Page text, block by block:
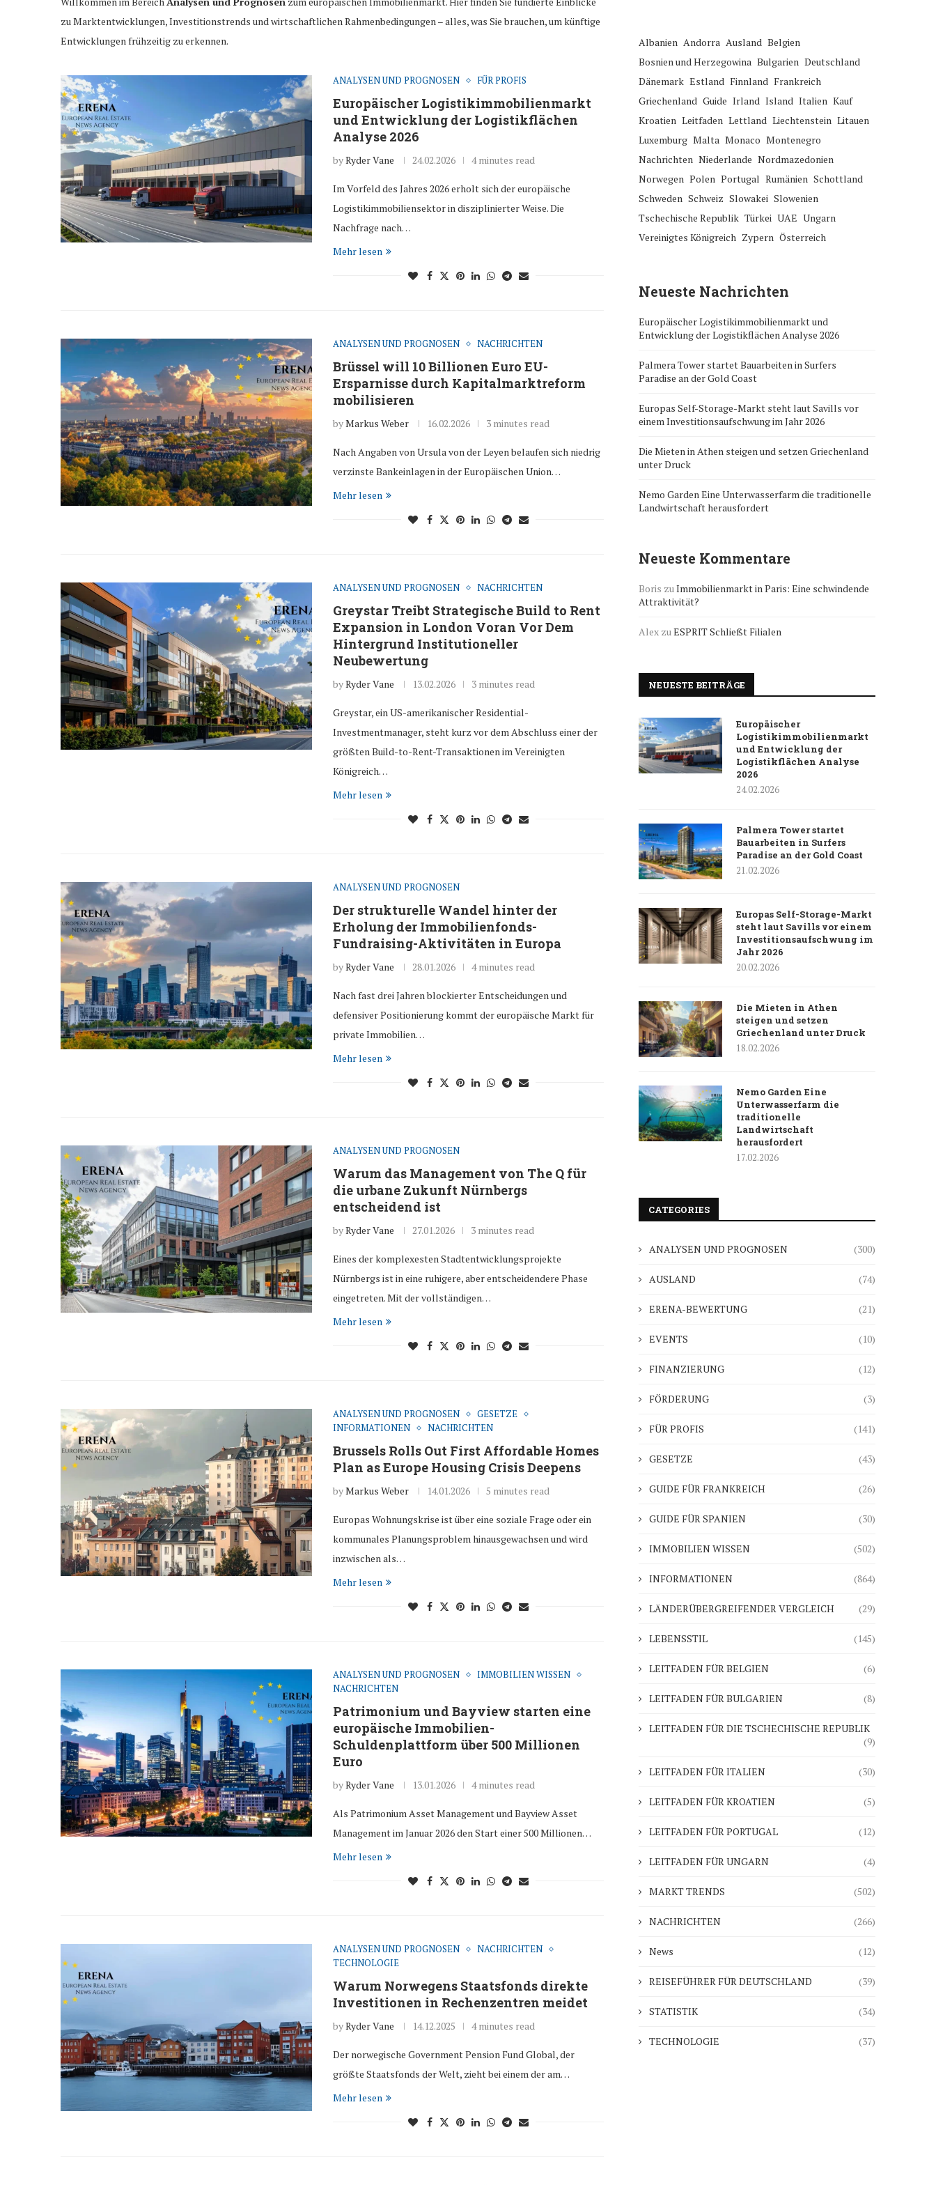
zu Marktentwicklungen, Investitionstrends und wirtschaftlichen Rahmenbedingungen – alles, was Sie brauchen, um künftige
Entwicklungen frühzeitig zu erkennen.
ANALYSEN UND PROGNOSEN FÜR PROFIS
Europäischer Logistikimmobilienmarkt
und Entwicklung der Logistikflächen
Analyse 2026
byRyder Vane 24.02.2026 4 minutes read
Im Vorfeld des Jahres 2026 erholt sich der europäische
Logistikimmobiliensektor in disziplinierter Weise. Die
Nachfrage nach…
Mehr lesen
ANALYSEN UND PROGNOSEN NACHRICHTEN
Brüssel will 10 Billionen Euro EU-
Ersparnisse durch Kapitalmarktreform
mobilisieren
byMarkus Weber 16.02.2026 3 minutes read
Nach Angaben von Ursula von der Leyen belaufen sich niedrig
verzinste Bankeinlagen in der Europäischen Union…
Mehr lesen
ANALYSEN UND PROGNOSEN NACHRICHTEN
Greystar Treibt Strategische Build to Rent
Expansion in London Voran Vor Dem
Hintergrund Institutioneller
Neubewertung
byRyder Vane 13.02.2026 3 minutes read
Greystar, ein US-amerikanischer Residential-
Investmentmanager, steht kurz vor dem Abschluss einer der
größten Build-to-Rent-Transaktionen im Vereinigten
Königreich…
Mehr lesen
ANALYSEN UND PROGNOSEN
Der strukturelle Wandel hinter der
Erholung der Immobilienfonds-
Fundraising-Aktivitäten in Europa
byRyder Vane 28.01.2026 4 minutes read
Nach fast drei Jahren blockierter Entscheidungen und
defensiver Positionierung kommt der europäische Markt für
private Immobilien…
Mehr lesen
ANALYSEN UND PROGNOSEN
Warum das Management von The Q für
die urbane Zukunft Nürnbergs
entscheidend ist
byRyder Vane 27.01.2026 3 minutes read
Eines der komplexesten Stadtentwicklungsprojekte
Nürnbergs ist in eine ruhigere, aber entscheidendere Phase
eingetreten. Mit der vollständigen…
Mehr lesen
ANALYSEN UND PROGNOSEN
GESETZE
INFORMATIONEN
NACHRICHTEN
Brussels Rolls Out First Affordable Homes
Plan as Europe Housing Crisis Deepens
byMarkus Weber 14.01.2026 5 minutes read
Europas Wohnungskrise ist über eine soziale Frage oder ein
kommunales Planungsproblem hinausgewachsen und wird
inzwischen als…
Mehr lesen
ANALYSEN UND PROGNOSEN
IMMOBILIEN WISSEN
NACHRICHTEN
Patrimonium und Bayview starten eine
europäische Immobilien-
Schuldenplattform über 500 Millionen
Euro
byRyder Vane 13.01.2026 4 minutes read
Als Patrimonium Asset Management und Bayview Asset
Management im Januar 2026 den Start einer 500 Millionen…
Mehr lesen
ANALYSEN UND PROGNOSEN
NACHRICHTEN
TECHNOLOGIE
Warum Norwegens Staatsfonds direkte
Investitionen in Rechenzentren meidet
byRyder Vane 14.12.2025 4 minutes read
Der norwegische Government Pension Fund Global, der
größte Staatsfonds der Welt, zieht bei einem der am…
Mehr lesen
Albanien Andorra Ausland Belgien
Bosnien und Herzegowina Bulgarien Deutschland
Dänemark Estland Finnland Frankreich
Griechenland Guide Irland Island Italien Kauf
Kroatien Leitfaden Lettland Liechtenstein Litauen
Luxemburg Malta Monaco Montenegro
Nachrichten Niederlande Nordmazedonien
Norwegen Polen Portugal Rumänien Schottland
Schweden Schweiz Slowakei Slowenien
Tschechische Republik Türkei UAE Ungarn
Vereinigtes Königreich Zypern Österreich
Neueste Nachrichten
Europäischer Logistikimmobilienmarkt und
Entwicklung der Logistikflächen Analyse 2026
Palmera Tower startet Bauarbeiten in Surfers
Paradise an der Gold Coast
Europas Self-Storage-Markt steht laut Savills vor
einem Investitionsaufschwung im Jahr 2026
Die Mieten in Athen steigen und setzen Griechenland
unter Druck
Nemo Garden Eine Unterwasserfarm die traditionelle
Landwirtschaft herausfordert
Neueste Kommentare
Boris zuImmobilienmarkt in Paris: Eine schwindende
Attraktivität?
Alex zuESPRIT Schließt Filialen
NEUESTE BEITRÄGE
Europäischer
Logistikimmobilienmarkt
und Entwicklung der
Logistikflächen Analyse
2026
24.02.2026
Palmera Tower startet
Bauarbeiten in Surfers
Paradise an der Gold Coast
21.02.2026
Europas Self-Storage-Markt
steht laut Savills vor einem
Investitionsaufschwung im
Jahr 2026
20.02.2026
Die Mieten in Athen
steigen und setzen
Griechenland unter Druck
18.02.2026
Nemo Garden Eine
Unterwasserfarm die
traditionelle
Landwirtschaft
herausfordert
17.02.2026
CATEGORIES
ANALYSEN UND PROGNOSEN (300)
AUSLAND (74)
ERENA-BEWERTUNG (21)
EVENTS (10)
FINANZIERUNG (12)
FÖRDERUNG (3)
FÜR PROFIS (141)
GESETZE (43)
GUIDE FÜR FRANKREICH (26)
GUIDE FÜR SPANIEN (30)
IMMOBILIEN WISSEN (502)
INFORMATIONEN (864)
LÄNDERÜBERGREIFENDER VERGLEICH (29)
LEBENSSTIL (145)
LEITFADEN FÜR BELGIEN (6)
LEITFADEN FÜR BULGARIEN (8)
LEITFADEN FÜR DIE TSCHECHISCHE REPUBLIK
(9)
LEITFADEN FÜR ITALIEN (30)
LEITFADEN FÜR KROATIEN (5)
LEITFADEN FÜR PORTUGAL (12)
LEITFADEN FÜR UNGARN (4)
MARKT TRENDS (502)
NACHRICHTEN (266)
News (12)
REISEFÜHRER FÜR DEUTSCHLAND (39)
STATISTIK (34)
TECHNOLOGIE (37)